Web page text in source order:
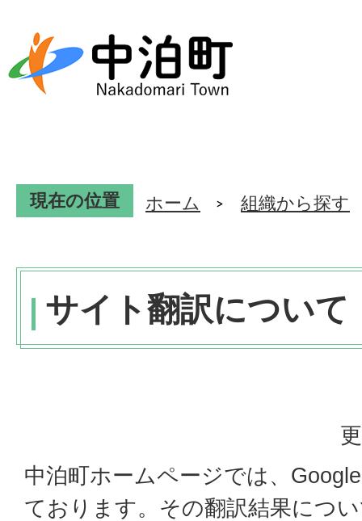
現在の位置 ホーム 組織から探す
サイト翻訳について
中泊町ホームページでは、
ております。その翻訳結果につ